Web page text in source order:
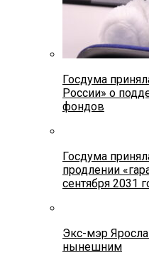
Госдума
России» о
фондов
Госдума
продлении
сентября 2031
Экс-мэр
нынешним